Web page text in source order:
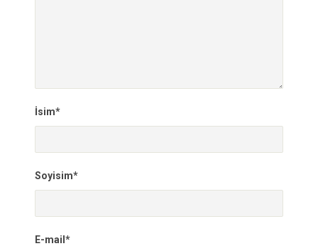
İsim*
Soyisim*
E-mail*